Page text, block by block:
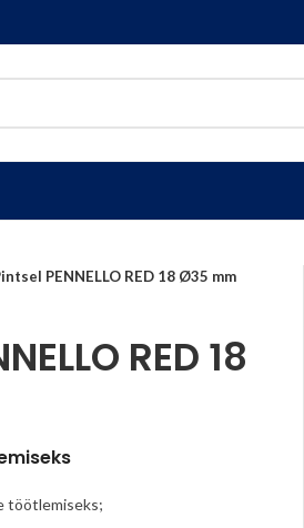
PENNELLO RED 18 Ø35 mm
RED 18
töötlemiseks;